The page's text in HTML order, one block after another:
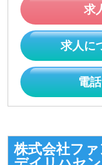
求
求人に
電
株式会社フ